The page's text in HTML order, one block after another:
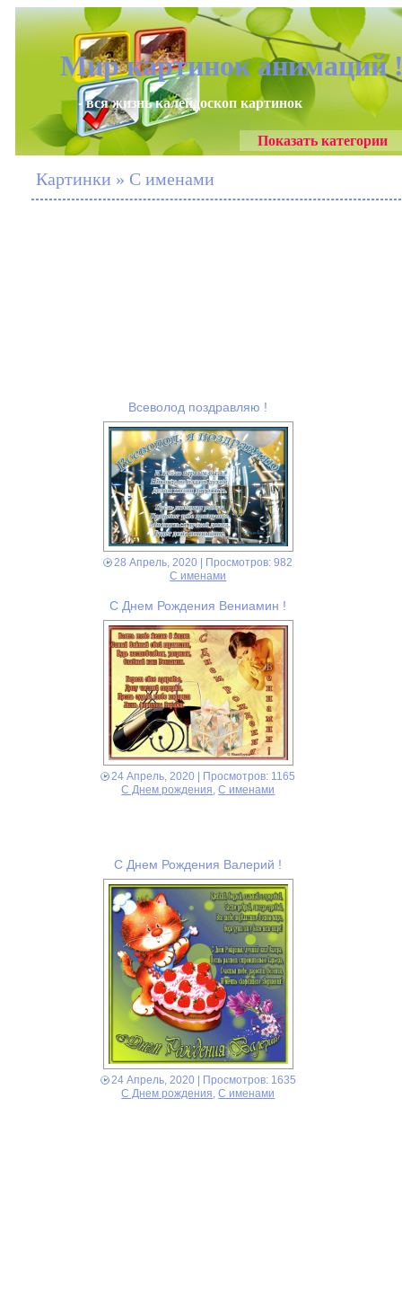
Мир картинок анимаций
- вся жизнь калейдоскоп картинок
Показать категории
Картинки » С именами
Всеволод поздравляю !
28 Апрель, 2020 | Просмотров: 982
С именами
С Днем Рождения Вениамин !
24 Апрель, 2020 | Просмотров: 1165
С Днем рождения,С именами
С Днем Рождения Валерий !
24 Апрель, 2020| Просмотров: 1635
С Днем рождения,С именами